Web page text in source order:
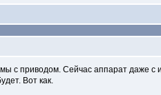
с приводом. Сейчас аппарат даже
Вот как.